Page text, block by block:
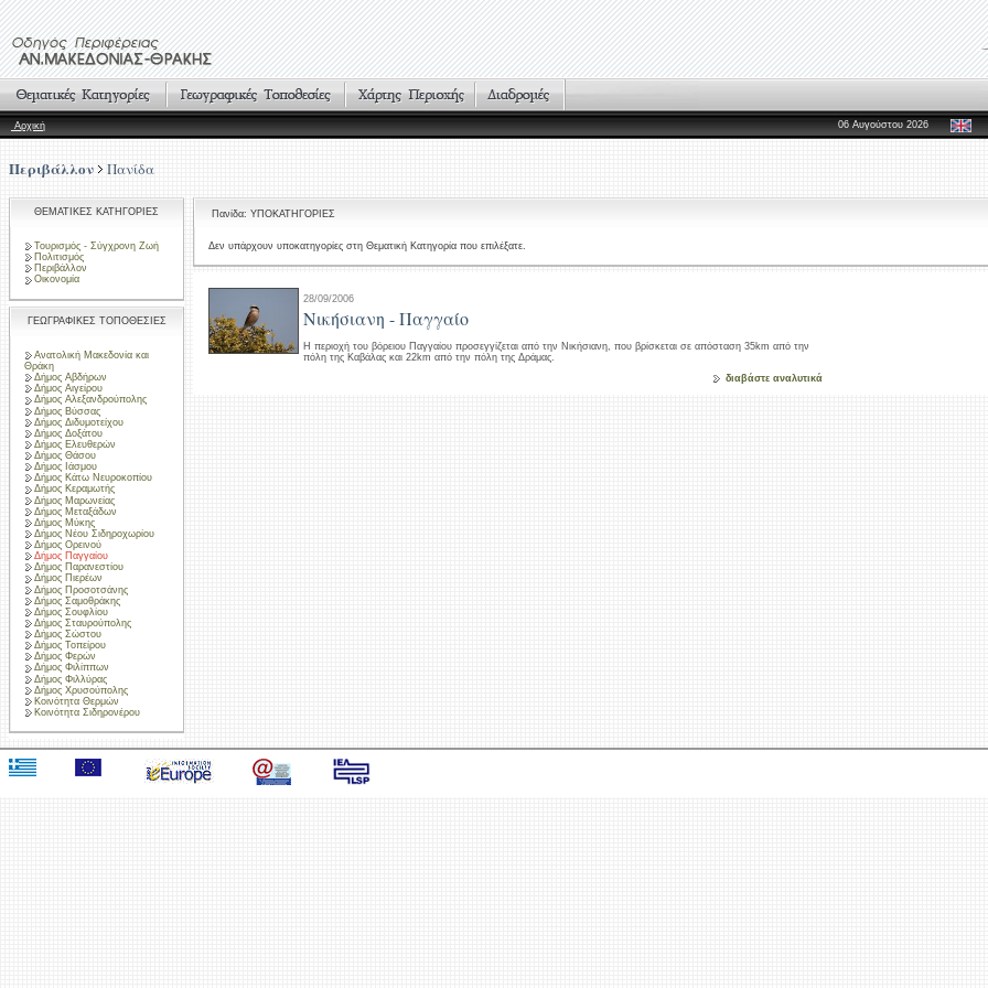
Αρχική 06 Αυγούστου 2026
Περιβάλλον Πανίδα
ΘΕΜΑΤΙΚΕΣ ΚΑΤΗΓΟΡΙΕΣ
Τουρισμός - Σύγχρονη Ζωή
Πολιτισμός
Περιβάλλον
Οικονομία
ΓΕΩΓΡΑΦΙΚΕΣ ΤΟΠΟΘΕΣΙΕΣ
Ανατολική Μακεδονία και
Θράκη
Δήμος Αβδήρων
Δήμος Αιγείρου
Δήμος Αλεξανδρούπολης
Δήμος Βύσσας
Δήμος Διδυμοτείχου
Δήμος Δοξάτου
Δήμος Ελευθερών
Δήμος Θάσου
Δήμος Ιάσμου
Δήμος Κάτω Νευροκοπίου
Δήμος Κεραμωτής
Δήμος Μαρωνείας
Δήμος Μεταξάδων
Δήμος Μύκης
Δήμος Νέου Σιδηροχωρίου
Δήμος Ορεινού
Δήμος Παγγαίου
Δήμος Παρανεστίου
Δήμος Πιερέων
Δήμος Προσοτσάνης
Δήμος Σαμοθράκης
Δήμος Σουφλίου
Δήμος Σταυρούπολης
Δήμος Σώστου
Δήμος Τοπείρου
Δήμος Φερών
Δήμος Φιλίππων
Δήμος Φιλλύρας
Δήμος Χρυσούπολης
Κοινότητα Θερμών
Κοινότητα Σιδηρονέρου
Πανίδα: ΥΠΟΚΑΤΗΓΟΡΙΕΣ
Δεν υπάρχουν υποκατηγορίες στη Θεματική Κατηγορία που επιλέξατε.
28/09/2006
Νικήσιανη - Παγγαίο
Η περιοχή του βόρειου Παγγαίου προσεγγίζεται από την Νικήσιανη, που βρίσκεται σε απόσταση 35km από την
πόλη της Καβάλας και 22km από την πόλη της Δράμας.
διαβάστε αναλυτικά